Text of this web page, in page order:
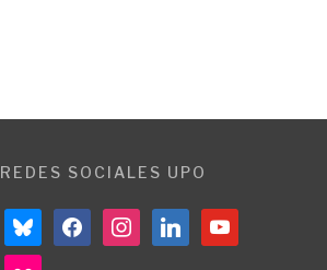
REDES SOCIALES UPO
blueskyfacebookinstagramlinkedin youtube